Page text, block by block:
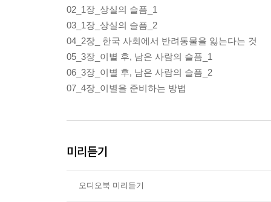
02_1장_상실의 슬픔_1
03_1장_상실의 슬픔_2
04_2장_ 한국 사회에서 반려동물을 잃는다는 것
05_3장_이별 후, 남은 사람의 슬픔_1
06_3장_이별 후, 남은 사람의 슬픔_2
07_4장_이별을 준비하는 방법
미리듣기
오디오북 미리듣기